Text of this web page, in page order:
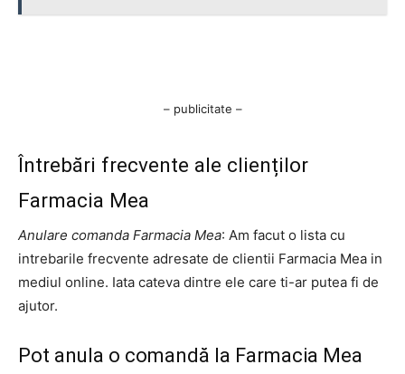
– publicitate –
Întrebări frecvente ale clienților
Farmacia Mea
Anulare comanda Farmacia Mea: Am facut o lista cu
intrebarile frecvente adresate de clientii Farmacia Mea in
mediul online. Iata cateva dintre ele care ti-ar putea fi de
ajutor.
Pot anula o comandă la Farmacia Mea